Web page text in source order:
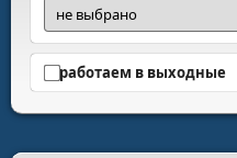
работаем в выходные